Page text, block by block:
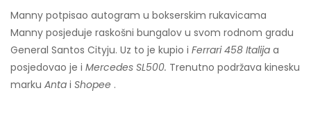
Manny potpisao autogram u bokserskim rukavicama
Manny posjeduje raskošni bungalov u svom rodnom gradu
General Santos Cityju. Uz to je kupio i Ferrari 458 Italija a
posjedovao je i Mercedes SL500. Trenutno podržava kinesku
marku Anta i Shopee .